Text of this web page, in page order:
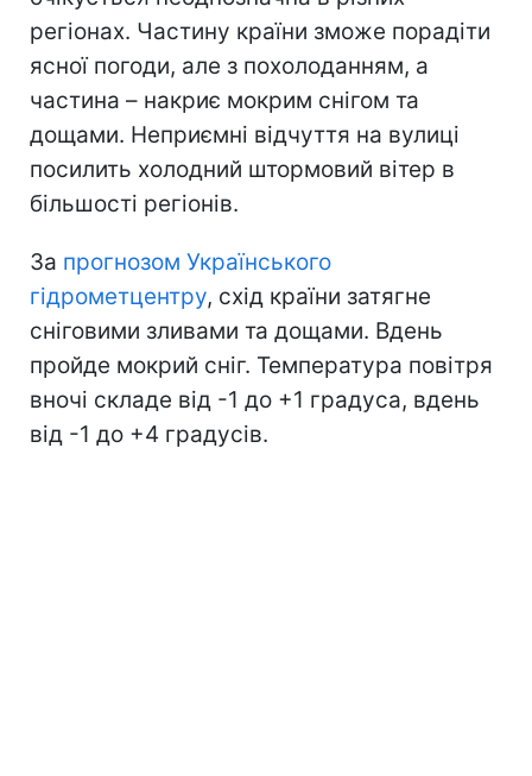
регіонах. Частину країни зможе порадіти
ясної погоди, але з похолоданням, а
частина – накриє мокрим снігом та
дощами. Неприємні відчуття на вулиці
посилить холодний штормовий вітер в
більшості регіонів.
За прогнозом Українського
гідрометцентру, схід країни затягне
сніговими зливами та дощами. Вдень
пройде мокрий сніг. Температура повітря
вночі складе від -1 до +1 градуса, вдень
від -1 до +4 градусів.